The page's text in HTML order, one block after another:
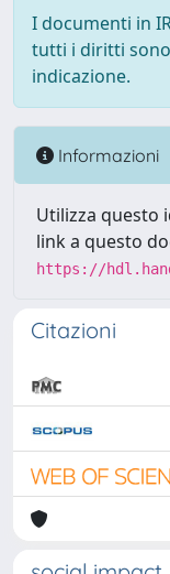
I documenti in
tutti i diritti
indicazione.
Informazioni
Utilizza questo
link a questo
https://
Citazioni